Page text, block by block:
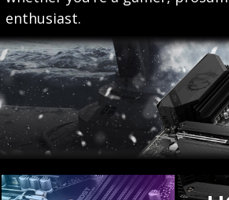
enthusiast.